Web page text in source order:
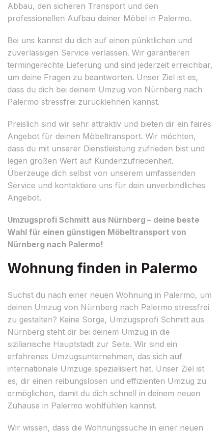
Abbau, den sicheren Transport und den
professionellen Aufbau deiner Möbel in Palermo.
Bei uns kannst du dich auf einen pünktlichen und
zuverlässigen Service verlassen. Wir garantieren
termingerechte Lieferung und sind jederzeit erreichbar,
um deine Fragen zu beantworten. Unser Ziel ist es,
dass du dich bei deinem Umzug von Nürnberg nach
Palermo stressfrei zurücklehnen kannst.
Preislich sind wir sehr attraktiv und bieten dir ein faires
Angebot für deinen Möbeltransport. Wir möchten,
dass du mit unserer Dienstleistung zufrieden bist und
legen großen Wert auf Kundenzufriedenheit.
Überzeuge dich selbst von unserem umfassenden
Service und kontaktiere uns für dein unverbindliches
Angebot.
Umzugsprofi Schmitt aus Nürnberg – deine beste
Wahl für einen günstigen Möbeltransport von
Nürnberg nach Palermo!
Wohnung finden in Palermo
Suchst du nach einer neuen Wohnung in Palermo, um
deinen Umzug von Nürnberg nach Palermo stressfrei
zu gestalten? Keine Sorge, Umzugsprofi Schmitt aus
Nürnberg steht dir bei deinem Umzug in die
sizilianische Hauptstadt zur Seite. Wir sind ein
erfahrenes Umzugsunternehmen, das sich auf
internationale Umzüge spezialisiert hat. Unser Ziel ist
es, dir einen reibungslosen und effizienten Umzug zu
ermöglichen, damit du dich schnell in deinem neuen
Zuhause in Palermo wohlfühlen kannst.
Wir wissen, dass die Wohnungssuche in einer neuen